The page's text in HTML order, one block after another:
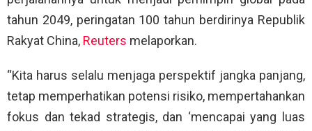
tahun 2049, peringatan 100 tahun berdirinya Republik
Rakyat China, Reuters melaporkan.
“Kita harus selalu menjaga perspektif jangka panjang,
tetap memperhatikan potensi risiko, mempertahankan
fokus dan tekad strategis, dan ‘mencapai yang luas